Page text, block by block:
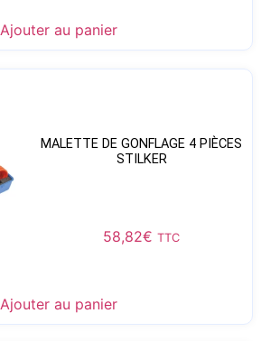
Ajouter au panier
MALETTE DE GONFLAGE 4 PIÈCES
STILKER
58,82€ TTC
Ajouter au panier